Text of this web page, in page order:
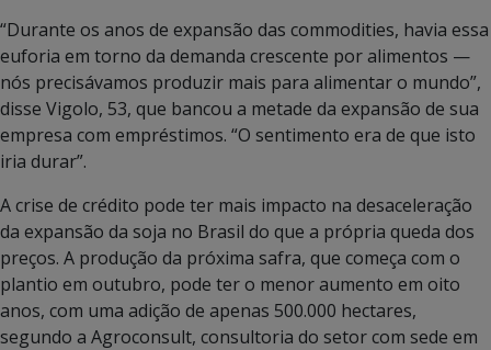
“Durante os anos de expansão das commodities, havia essa
euforia em torno da demanda crescente por alimentos —
nós precisávamos produzir mais para alimentar o mundo”,
disse Vigolo, 53, que bancou a metade da expansão de sua
empresa com empréstimos. “O sentimento era de que isto
iria durar”.
A crise de crédito pode ter mais impacto na desaceleração
da expansão da soja no Brasil do que a própria queda dos
preços. A produção da próxima safra, que começa com o
plantio em outubro, pode ter o menor aumento em oito
anos, com uma adição de apenas 500.000 hectares,
segundo a Agroconsult, consultoria do setor com sede em